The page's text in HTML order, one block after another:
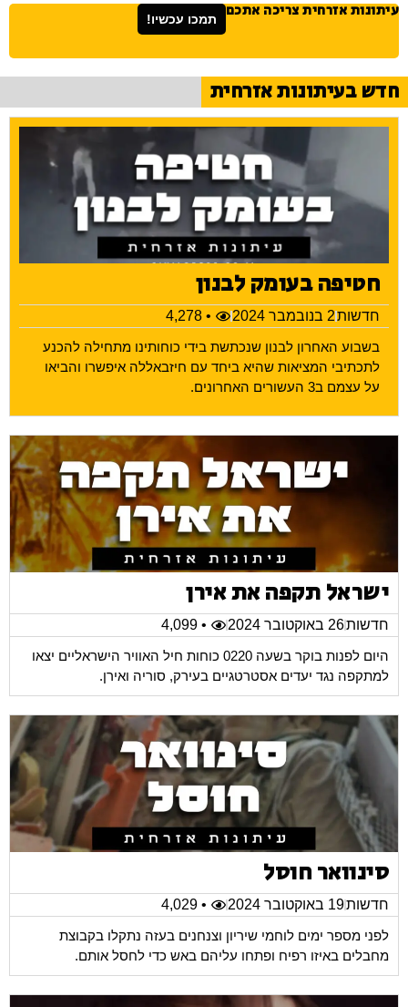
עיתונות אזרחית צריכה אתכם תמכו עכשיו!
חדש בעיתונות אזרחית
חטיפה בעומק לבנון
חדשות2 בנובמבר 2024
• 4,278
בשבוע האחרון לבנון שנכתשת בידי כוחותינו מתחילה להכנע
לתכתיבי המציאות שהיא ביחד עם חיזבאללה איפשרו והביאו
על עצמם ב3 העשורים האחרונים.
ישראל תקפה את אירן
חדשות26 באוקטובר 2024
• 4,099
היום לפנות בוקר בשעה 0220 כוחות חיל האוויר הישראליים יצאו
למתקפה נגד יעדים אסטרטגיים בעירק, סוריה ואירן.
סינוואר חוסל
חדשות19 באוקטובר 2024
• 4,029
לפני מספר ימים לוחמי שיריון וצנחנים בעזה נתקלו בקבוצת
מחבלים באיזו רפיח ופתחו עליהם באש כדי לחסל אותם.